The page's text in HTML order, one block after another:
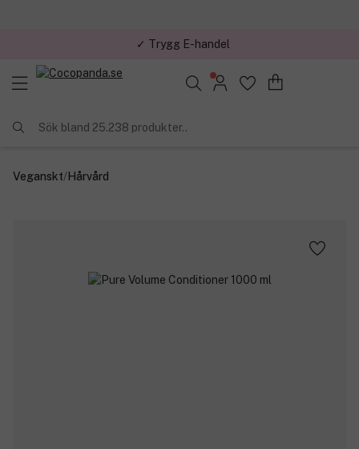
✓ Trygg E-handel
Sök bland 25.238 produkter..
Veganskt/Hårvård